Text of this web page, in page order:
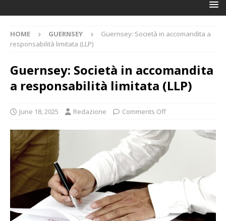
HOME GUERNSEY
Guernsey: Società in accomandita a
responsabilità limitata (LLP)
Guernsey: Società in accomandita
a responsabilità limitata (LLP)
June 18, 2025 Redazione Comments Off